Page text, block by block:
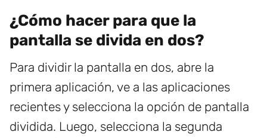
¿Cómo hacer para que la
pantalla se divida en dos?
Para dividir la pantalla en dos, abre la
primera aplicación, ve a las aplicaciones
recientes y selecciona la opción de pantalla
dividida. Luego, selecciona la segunda